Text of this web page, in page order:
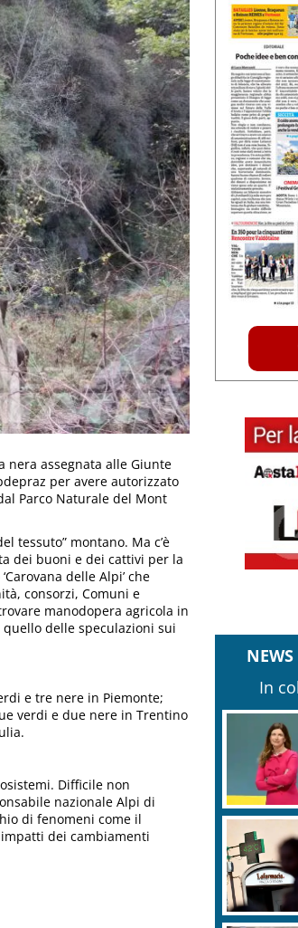
nera assegnata alle Giunte
per avere autorizzato
Parco Naturale del Mont
tessuto” montano. Ma c’è
dei buoni e dei cattivi per la
delle Alpi’ che
consorzi, Comuni e
manodopera agricola in
delle speculazioni sui
e tre nere in Piemonte;
verdi e due nere in Trentino
Difficile non
nazionale Alpi di
di fenomeni come il
dei cambiamenti
In